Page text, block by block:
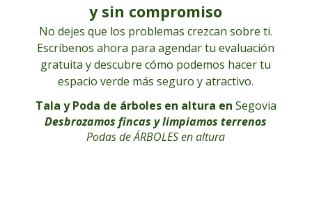
y sin compromiso
No dejes que los problemas crezcan sobre ti.
Escríbenos ahora para agendar tu evaluación
gratuita y descubre cómo podemos hacer tu
espacio verde más seguro y atractivo.
Tala y Poda de árboles en altura en Segovia
Desbrozamos fincas y limpiamos terrenos
Podas de ÁRBOLES en altura